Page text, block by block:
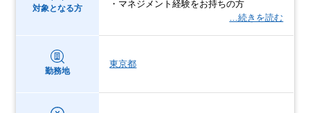
対象となる方
・マネジメント経験をお持ちの方
…続きを読む
勤務地
東京都